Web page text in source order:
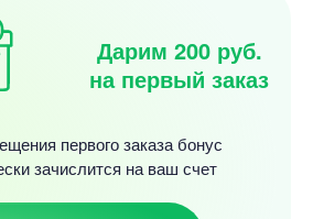
Дарим 200 руб.
на первый заказ
первого заказа бонус
зачислится на ваш счет